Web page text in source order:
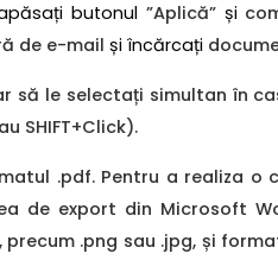
butonul ”Aplică” și
de e-mail și încărcați
să le selectați simultan în
SHIFT+Click).
.pdf. Pentru a realiza o
de export din Microsoft
.png sau .jpg, și